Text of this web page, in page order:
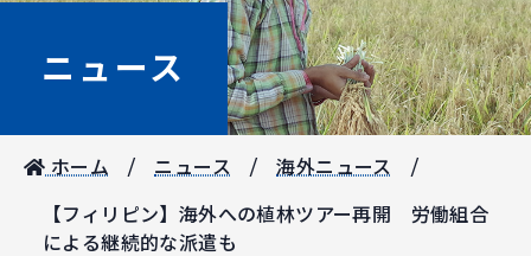
ニュース
ホーム ニュース 海外ニュース
【フィリピン】海外への植林ツアー再開 労働組合
による継続的な派遣も